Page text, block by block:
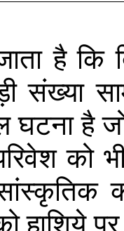
है कि
संख्या
घटना है
को
हाशिये पर